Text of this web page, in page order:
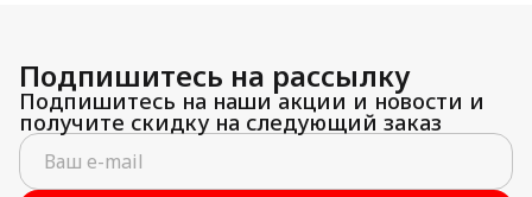
Подпишитесь на рассылку
Подпишитесь на наши акции и новости и
получите скидку на следующий заказ